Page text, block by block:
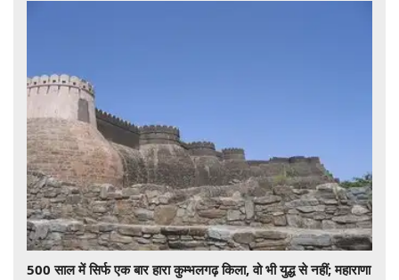
500 साल में सिर्फ एक बार हारा कुम्भलगढ़ किला, वो भी युद्ध से नहीं; महाराणा